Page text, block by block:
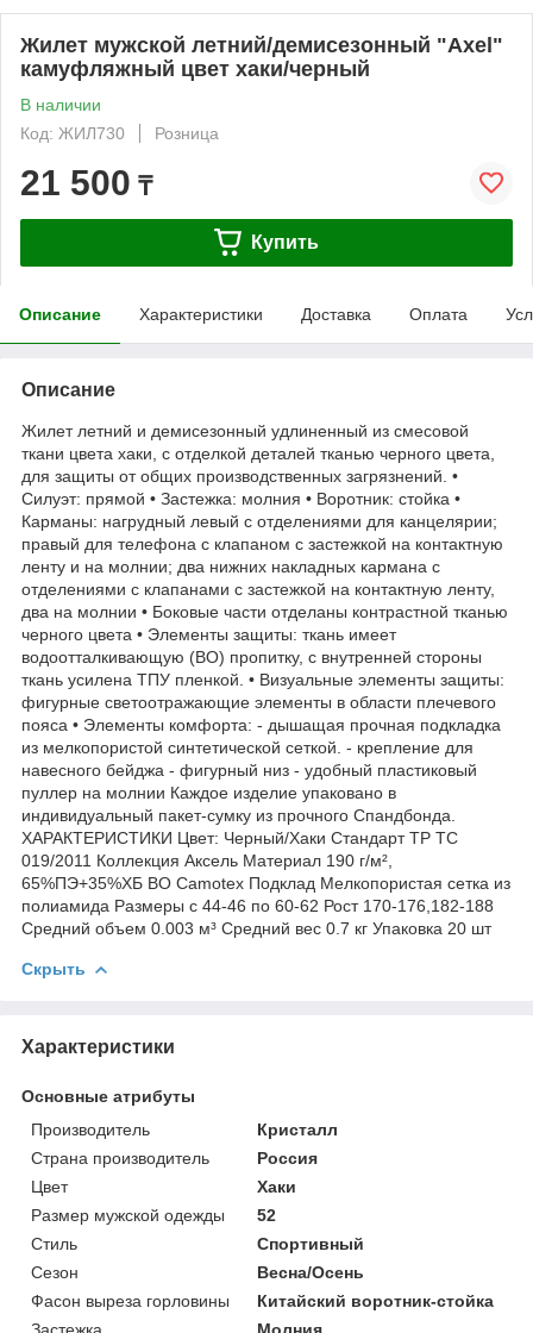
Жилет мужской летний/демисезонный "Axel"
камуфляжный цвет хаки/черный
В наличии
Код: ЖИЛ730
Розница
21 500 ₸
Купить
Описание Характеристики Доставка Оплата
Описание
Жилет летний и демисезонный удлиненный из смесовой
ткани цвета хаки, с отделкой деталей тканью черного цвета,
для защиты от общих производственных загрязнений. •
Силуэт: прямой • Застежка: молния • Воротник: стойка •
Карманы: нагрудный левый с отделениями для канцелярии;
правый для телефона с клапаном с застежкой на контактную
ленту и на молнии; два нижних накладных кармана с
отделениями с клапанами с застежкой на контактную ленту,
два на молнии • Боковые части отделаны контрастной тканью
черного цвета • Элементы защиты: ткань имеет
водоотталкивающую (ВО) пропитку, с внутренней стороны
ткань усилена ТПУ пленкой. • Визуальные элементы защиты:
фигурные светоотражающие элементы в области плечевого
пояса • Элементы комфорта: - дышащая прочная подкладка
из мелкопористой синтетической сеткой. - крепление для
навесного бейджа - фигурный низ - удобный пластиковый
пуллер на молнии Каждое изделие упаковано в
индивидуальный пакет-сумку из прочного Спандбонда.
ХАРАКТЕРИСТИКИ Цвет: Черный/Хаки Стандарт ТР ТС
019/2011 Коллекция Аксель Материал 190 г/м²,
65%ПЭ+35%ХБ ВО Camotex Подклад Мелкопористая сетка из
полиамида Размеры с 44-46 по 60-62 Рост 170-176,182-188
Средний объем 0.003 м³ Средний вес 0.7 кг Упаковка 20 шт
Скрыть
Характеристики
Основные атрибуты
Производитель
Кристалл
Страна производитель
Россия
Цвет
Хаки
Размер мужской одежды
52
Стиль
Спортивный
Сезон
Весна/Осень
Фасон выреза горловины
Китайский воротник-стойка
Застежка
Молния